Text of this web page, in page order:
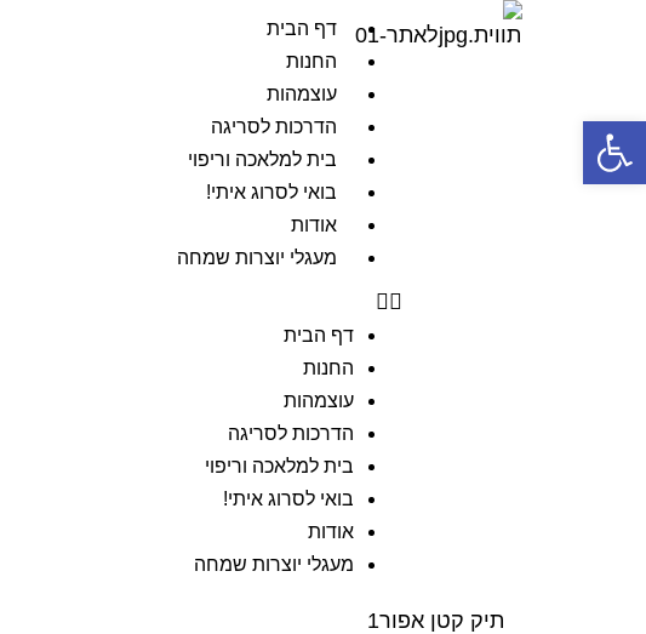
דף הבית
החנות
עוצמהות
הדרכות לסריגה
בית למלאכה וריפוי
בואי לסרוג איתי!
אודות
מעגלי יוצרות שמחה
דף הבית
החנות
עוצמהות
הדרכות לסריגה
בית למלאכה וריפוי
בואי לסרוג איתי!
אודות
מעגלי יוצרות שמחה
תיק קטן אפור1
פתח סרגל נגישות